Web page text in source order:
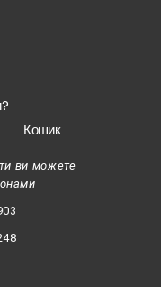
Кошик
ви можете